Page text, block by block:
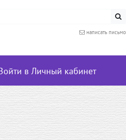
написать письмо
в Личный кабинет